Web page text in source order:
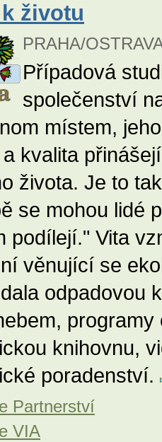
životu
PRAHA/
Případová
společenství
místem,
kvalita
života. Je to
se mohou lidé
podílejí." Vita
věnující se
odpadovou
knihovnu,
poradenství.
Partnerství
VIA